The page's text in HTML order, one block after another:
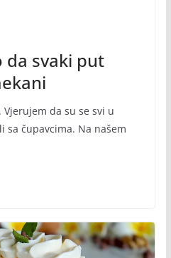
da svaki put
da su se svi u
sa čupavcima. Na našem